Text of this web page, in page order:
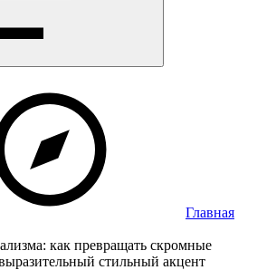
Главная
как превращать скромные
стильный акцент